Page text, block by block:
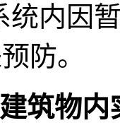
统内因
防。
筑物